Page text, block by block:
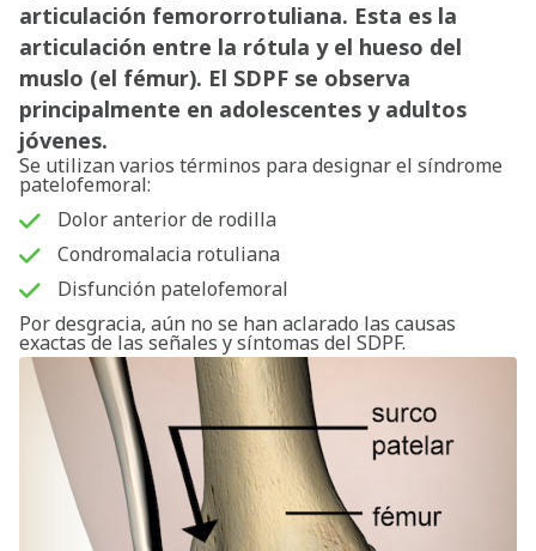
articulación femororrotuliana. Esta es la
articulación entre la rótula y el hueso del
muslo (el fémur). El SDPF se observa
principalmente en adolescentes y adultos
jóvenes.
Se utilizan varios términos para designar el síndrome
patelofemoral:
Dolor anterior de rodilla
Condromalacia rotuliana
Disfunción patelofemoral
Por desgracia, aún no se han aclarado las causas
exactas de las señales y síntomas del SDPF.